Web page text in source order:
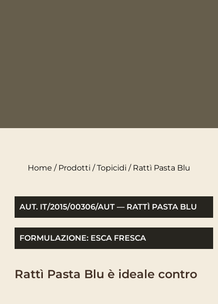
Home / Prodotti /Topicidi / Rattì Pasta Blu
AUT. IT/2015/00306/AUT — RATTÌ PASTA BLU
FORMULAZIONE: ESCA FRESCA
Rattì Pasta Blu è ideale contro